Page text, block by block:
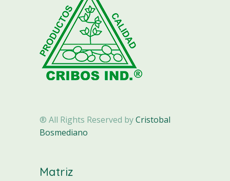
® All Rights Reserved byCristobal
Bosmediano
Matriz